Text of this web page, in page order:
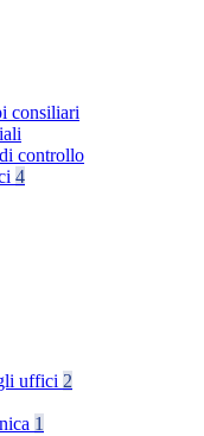
consiliari
controllo
4
uffici 2
1